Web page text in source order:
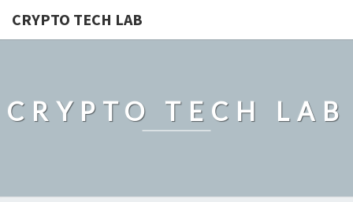
CRYPTO TECH LAB
CRYPTO TECH LAB